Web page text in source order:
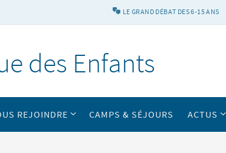
LE GRAND DÉBAT DES 6-15 ANS
des Enfants
REJOINDRE CAMPS & SÉJOURS ACTUS